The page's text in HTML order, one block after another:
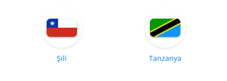
Şili Tanzanya